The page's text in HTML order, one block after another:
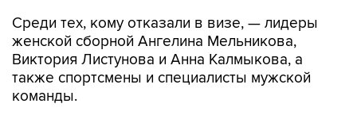
Среди тех, кому отказали в визе, — лидеры
женской сборной Ангелина Мельникова,
Виктория Листунова и Анна Калмыкова, а
также спортсмены и специалисты мужской
команды.